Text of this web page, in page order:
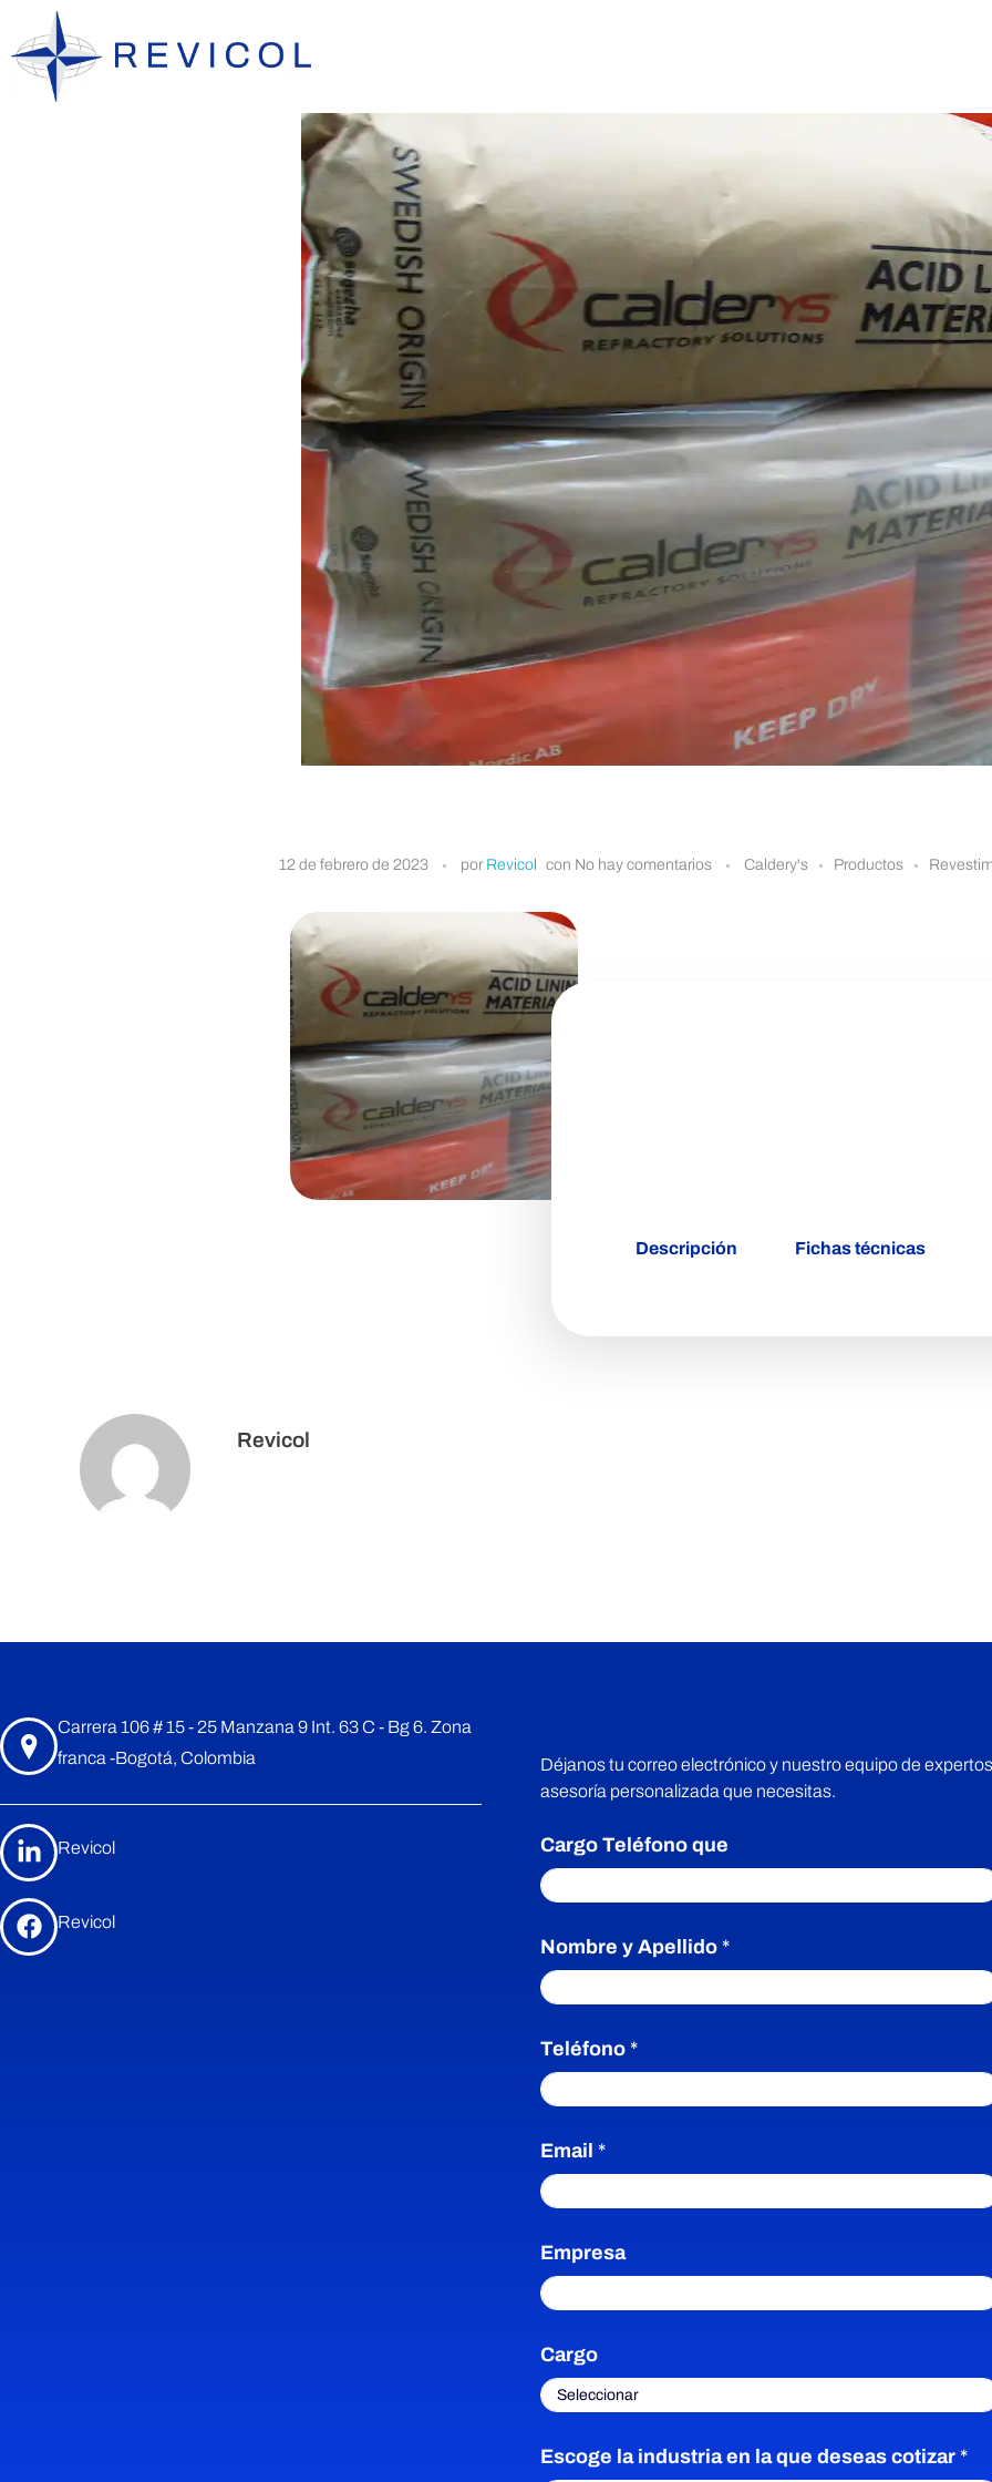
C
A
L
D
E
®
M
1
12 de febrero de 2023 por Revicol con No hay comentarios Caldery's Productos
Descripción Fichas técnicas
Revicol
Carrera 106 # 15 - 25 Manzana 9 Int. 63 C - Bg 6. Zona
franca -Bogotá, Colombia
Revicol
Revicol
Déjanos tu correo electrónico y nuestro equipo de
asesoría personalizada que necesitas.
Cargo Teléfono que
Nombre y Apellido *
Teléfono *
Email *
Empresa
Cargo
Escoge la industria en la que deseas cotizar *